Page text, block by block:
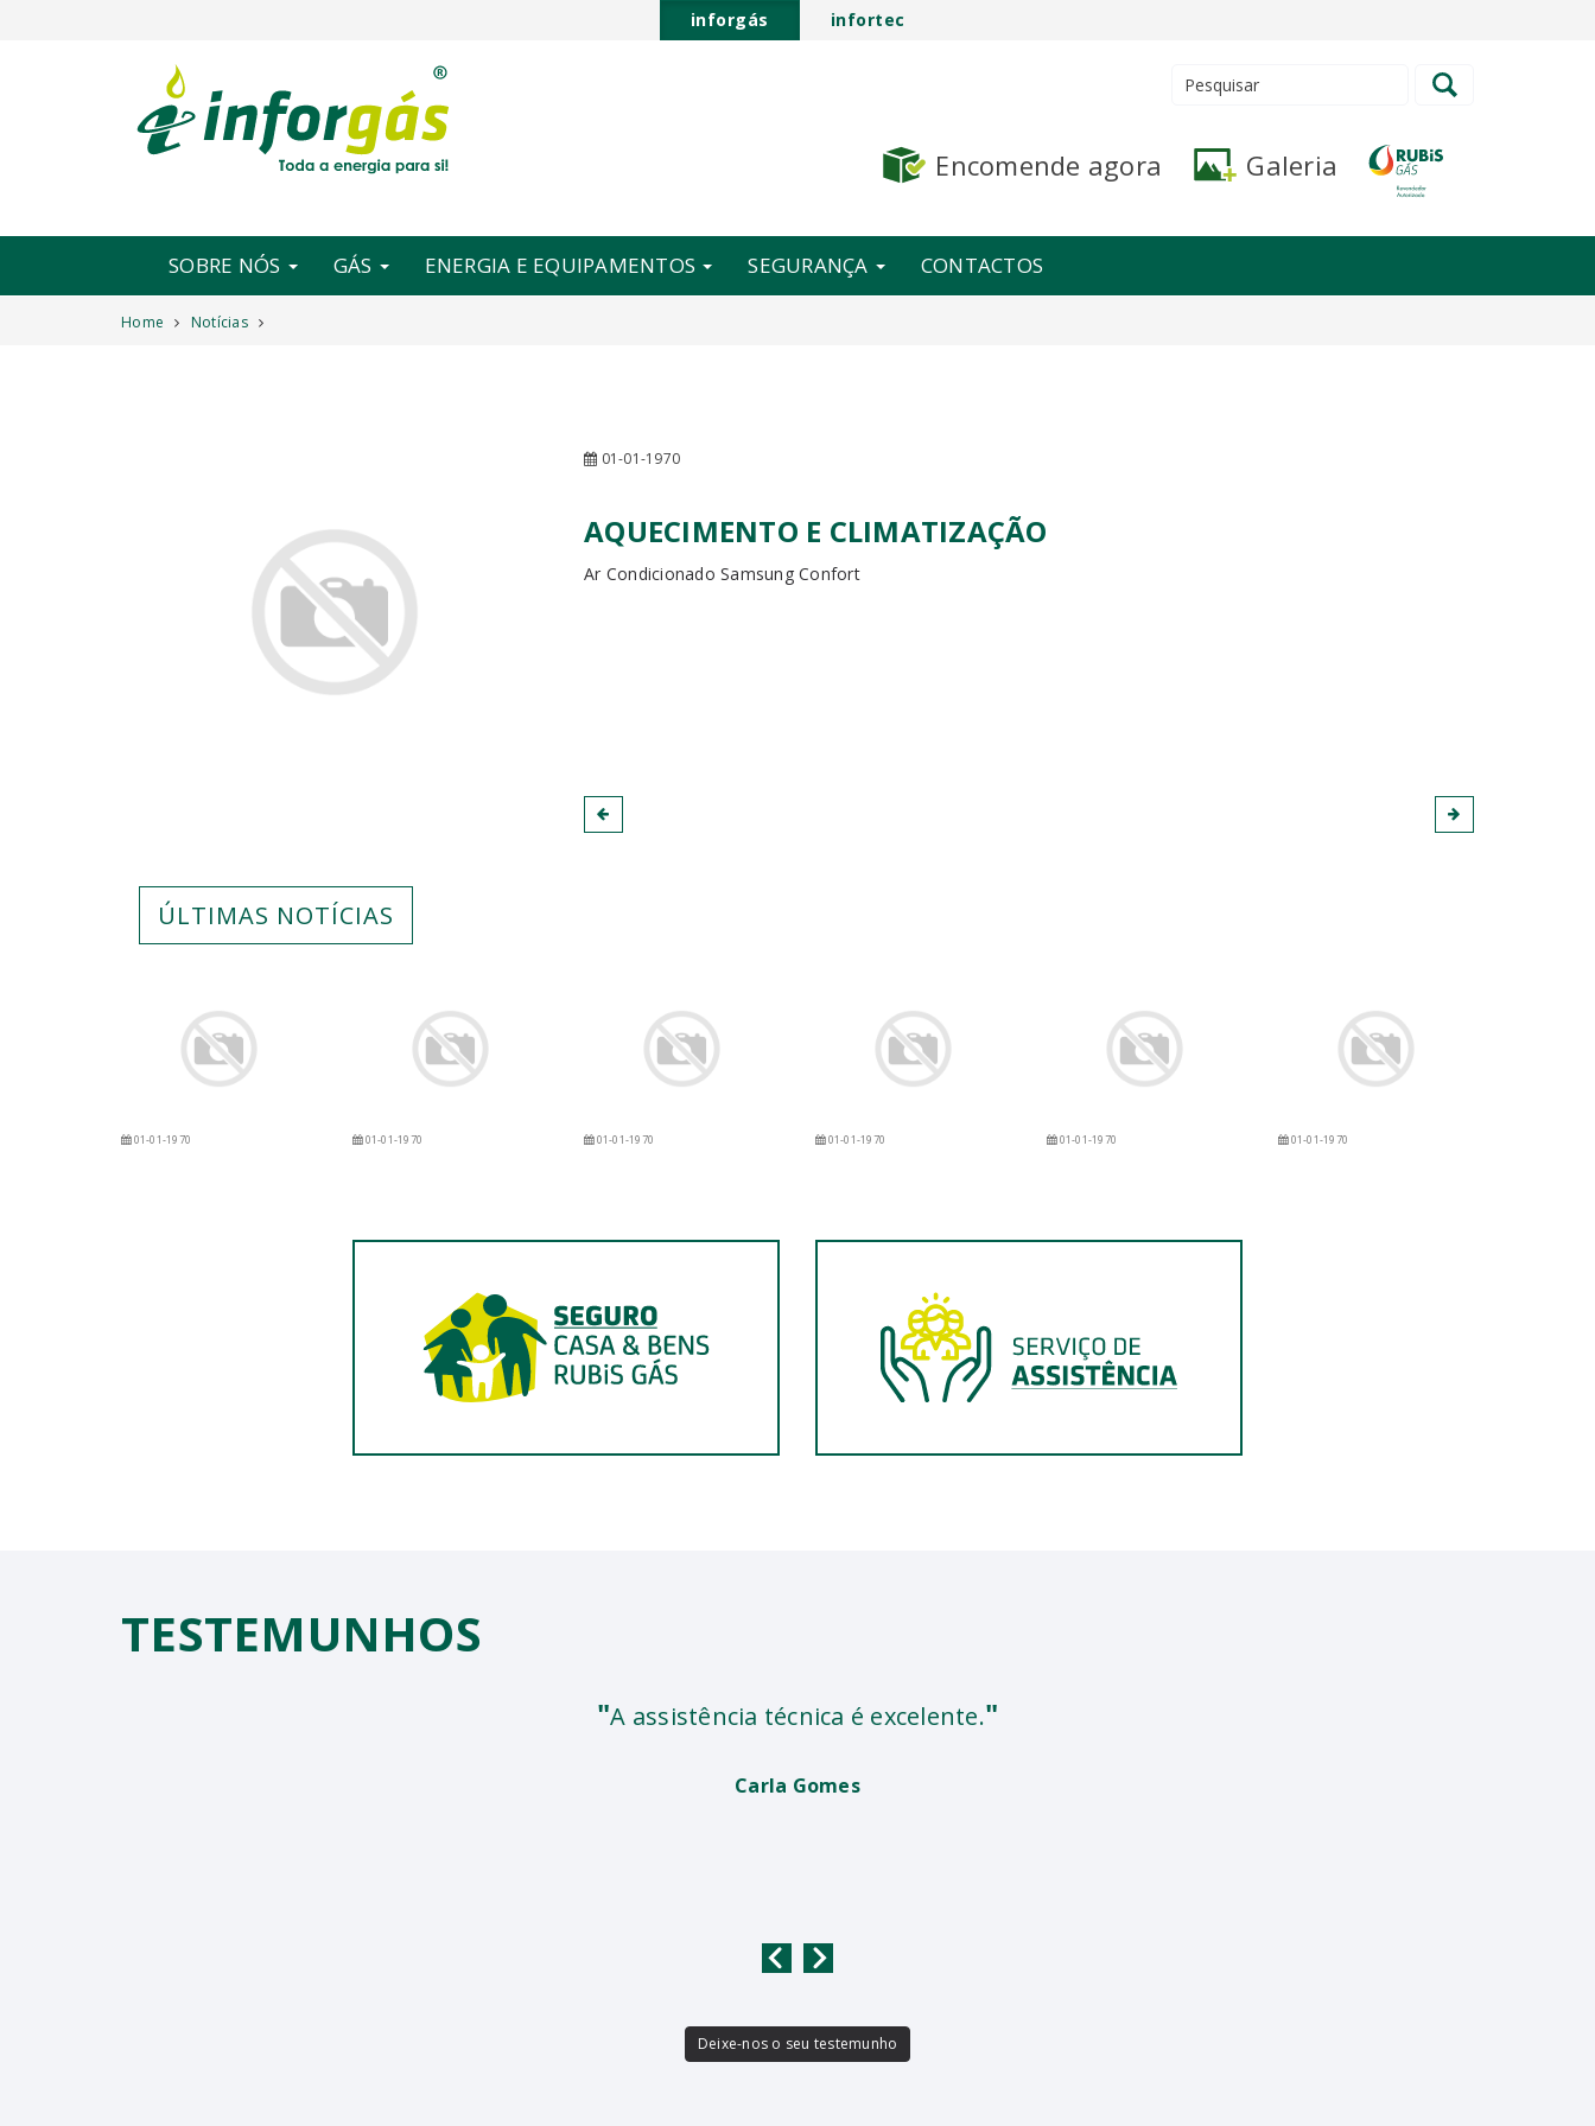
inforgás infortec
Encomende agora Galeria
SOBRE NÓS GÁS ENERGIA E EQUIPAMENTOS SEGURANÇA CONTACTOS
Home Notícias
01-01-1970
AQUECIMENTO E CLIMATIZAÇÃO
Ar Condicionado Samsung Confort
ÚLTIMAS NOTÍCIAS
01-01-1970 01-01-1970 01-01-1970 01-01-1970 01-01-1970 01-01-1970
TESTEMUNHOS
"A assistência técnica é excelente."
Carla Gomes
Deixe-nos o seu testemunho